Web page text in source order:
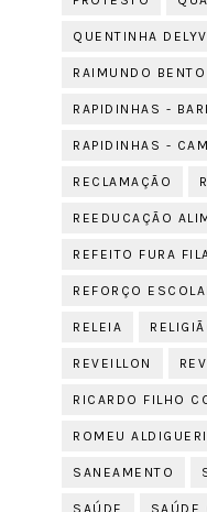
QUENTINHA
RAIMUNDO
RAPIDINHAS -
RAPIDINHAS -
RECLAMAÇÃO
REEDUCAÇÃO
REFEITO FURA
REFORÇO
RELEIA
REVEILLON
RICARDO FILHO
ROMEU ALDIGUERI
SANEAMENTO
SAÚDE SAÚDE